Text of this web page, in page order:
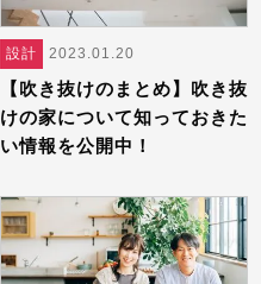
設計 2023.01.20
【吹き抜けのまとめ】吹き抜
けの家について知っておきた
い情報を公開中！